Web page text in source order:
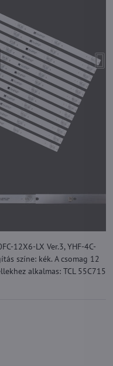
12X6-LX Ver.3, YHF-4C-
színe: kék. A csomag 12
alkalmas: TCL 55C715